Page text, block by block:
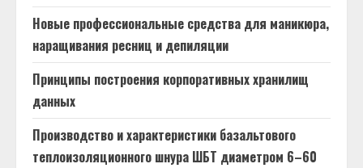
Новые профессиональные средства для маникюра,
наращивания ресниц и депиляции
Принципы построения корпоративных хранилищ
данных
Производство и характеристики базальтового
теплоизоляционного шнура ШБТ диаметром 6–60